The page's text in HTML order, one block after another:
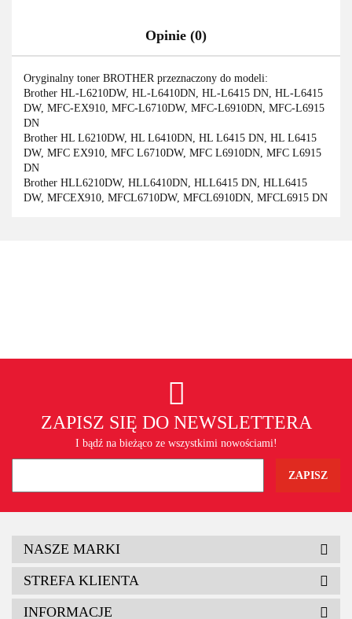
Opinie (0)
Oryginalny toner BROTHER przeznaczony do modeli:
Brother HL-L6210DW, HL-L6410DN, HL-L6415 DN, HL-L6415
DW, MFC-EX910, MFC-L6710DW, MFC-L6910DN, MFC-L6915
DN
Brother HL L6210DW, HL L6410DN, HL L6415 DN, HL L6415
DW, MFC EX910, MFC L6710DW, MFC L6910DN, MFC L6915
DN
Brother HLL6210DW, HLL6410DN, HLL6415 DN, HLL6415
DW, MFCEX910, MFCL6710DW, MFCL6910DN, MFCL6915 DN
ZAPISZ SIĘ DO NEWSLETTERA
I bądź na bieżąco ze wszystkimi nowościami!
NASZE MARKI
STREFA KLIENTA
INFORMACJE